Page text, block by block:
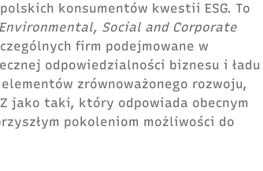
konsumentów kwestii ESG. To
Environmental, Social and Corporate
firm podejmowane w
odpowiedzialności biznesu i ładu
zrównoważonego rozwoju,
jako taki, który odpowiada obecnym
pokoleniom możliwości do